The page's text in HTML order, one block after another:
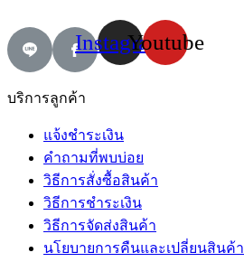
InstagramYoutube
บริการลูกค้า
แจ้งชำระเงิน
คำถามที่พบบ่อย
วิธีการสั่งซื้อสินค้า
วิธีการชำระเงิน
วิธีการจัดส่งสินค้า
นโยบายการคืนและเปลี่ยนสินค้า